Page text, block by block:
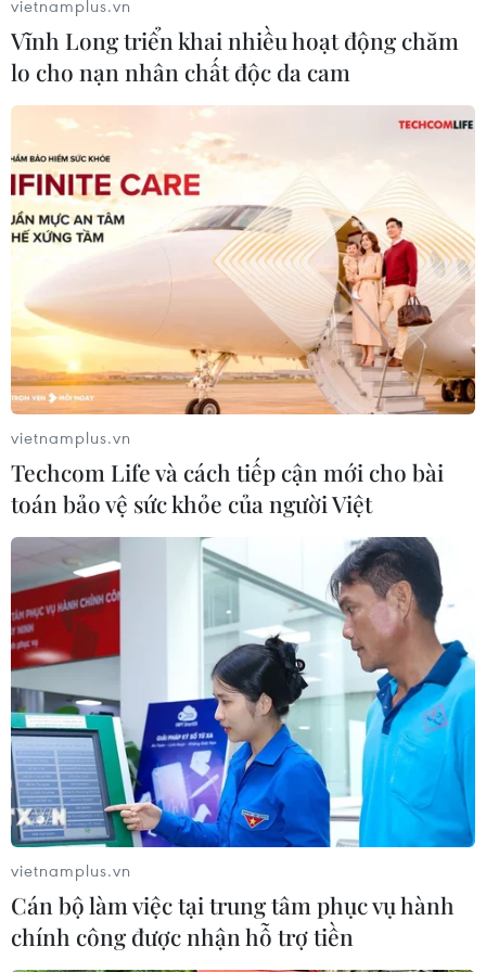
#Gruzia #Tỷ phú Bidzina Ivanishvili
#Thủ tướng
#Đề cử
Anh Gruzia
Theo dõi VietnamPlus
TIN CÙNG CHUYÊN MỤC
Ba Lan thảo luận việc thành lập căn
cứ quân sự thường trực với Mỹ
06/08/2026 00:06
Liên hợp quốc: Xung đột Ukraine trải
qua tháng đẫm máu nhất
05/08/2026 23:47
Đức điều tra vụ UAV gắn thuốc nổ
xuất hiện tại sân bay
05/08/2026 23:43
vietnamplus.vn
Vĩnh Long triển khai nhiều hoạt động chăm
lo cho nạn nhân chất độc da cam
vietnamplus.vn
Techcom Life và cách tiếp cận mới cho bài
toán bảo vệ sức khỏe của người Việt
vietnamplus.vn
Cán bộ làm việc tại trung tâm phục vụ hành
chính công được nhận hỗ trợ tiền